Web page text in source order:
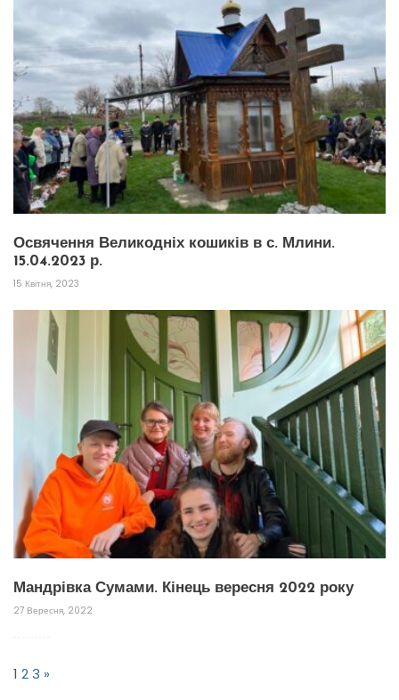
Освячення Великодніх кошиків в с. Млини.
15.04.2023 р.
15 Квітня, 2023
Мандрівка Сумами. Кінець вересня 2022 року
27 Вересня, 2022
1 23 »